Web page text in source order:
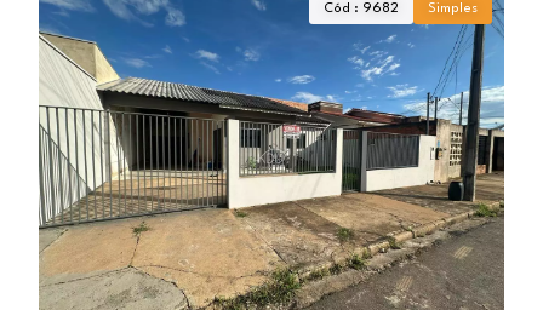
Cód : 9682 Simples